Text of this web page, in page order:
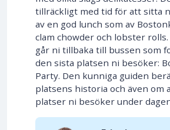
tillräckligt med tid för att sitta
av en god lunch som av
clam chowder och lobster
går ni tillbaka till bussen som
den sista platsen ni besöker:
Party. Den kunniga guiden
platsens historia och även om
platser ni besöker under